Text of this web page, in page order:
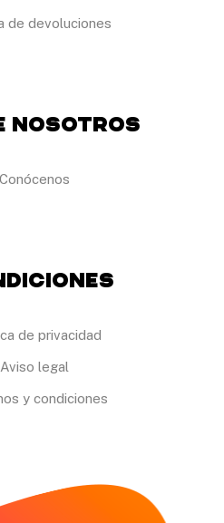
de devoluciones
Nosotros
Conócenos
de privacidad
Aviso legal
y condiciones